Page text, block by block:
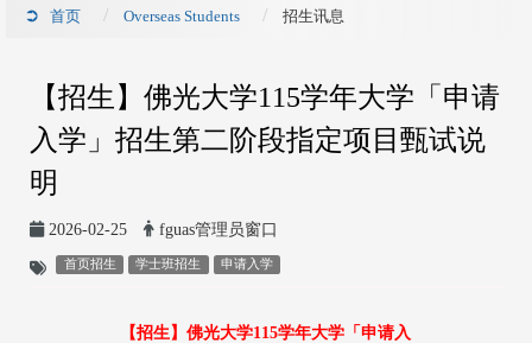
首页 Overseas Students 招生讯息
【招生】佛光大学115学年大学「申请
入学」招生第二阶段指定项目甄试说
明
2026-02-25 fguas管理员窗口
首页招生 学士班招生 申请入学
【招生】 佛光大学115学年大学 「申请入